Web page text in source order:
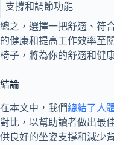
支撐和調節功能
總之，選擇一把舒適、符
的健康和提高工作效率至
椅子，將為你的舒適和健
結論
在本文中，我們總結了人
對比，以幫助讀者做出最
供良好的坐姿支撐和減少